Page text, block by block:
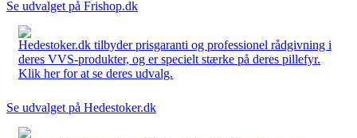
Se udvalget på Frishop.dk
Hedestoker.dk tilbyder prisgaranti og professionel rådgivning i
deres VVS-produkter, og er specielt stærke på deres pillefyr.
Klik her for at se deres udvalg.
Se udvalget på Hedestoker.dk